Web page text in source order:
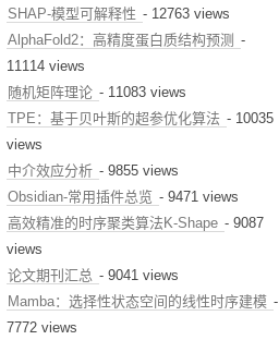
SHAP-模型可解释性 - 12763 views
AlphaFold2：高精度蛋白质结构预测 -
11114 views
随机矩阵理论 - 11083 views
TPE：基于贝叶斯的超参优化算法 - 10035
views
中介效应分析 - 9855 views
Obsidian-常用插件总览 - 9471 views
高效精准的时序聚类算法K-Shape - 9087
views
论文期刊汇总 - 9041 views
Mamba：选择性状态空间的线性时序建模 -
7772 views